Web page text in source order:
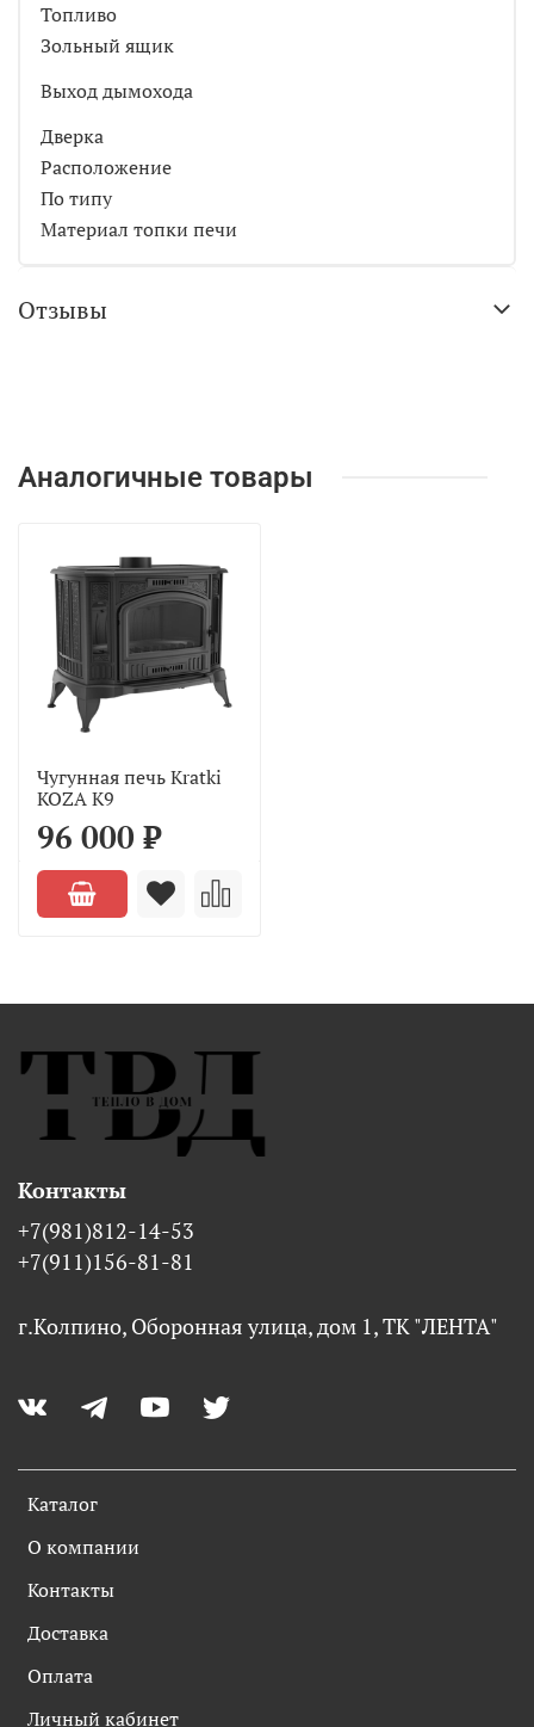
Топливо
Зольный ящик
Выход дымохода
Дверка
Расположение
По типу
Материал топки печи
Отзывы
Аналогичные товары
Чугунная печь Kratki
KOZA K9
96 000 ₽
Каталог
О компании
Контакты
Доставка
Оплата
Личный кабинет
Контакты
+7(981)812-14-53
+7(911)156-81-81
г.Колпино, Оборонная улица, дом 1, ТК "ЛЕНТА"